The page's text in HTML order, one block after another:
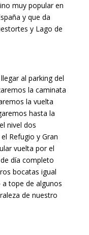
muy popular en
y que da
y Lago de
al parking del
la caminata
la vuelta
hasta la
nivel dos
Refugio y Gran
vuelta por el
día completo
bocatas igual
tope de algunos
de nuestro